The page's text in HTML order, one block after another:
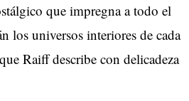
que impregna a todo el
los universos interiores de cada
Raiff describe con delicadeza